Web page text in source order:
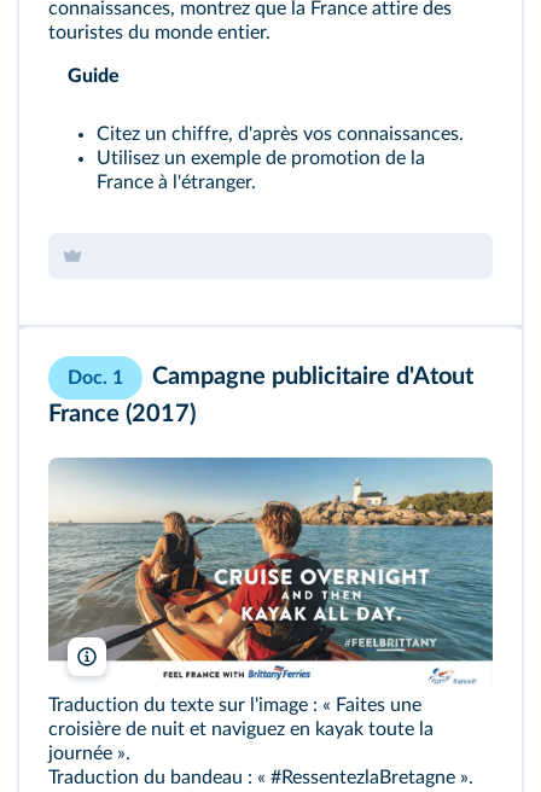
connaissances, montrez que la France attire des
touristes du monde entier.
Guide
Citez un chiffre, d'après vos connaissances.
Utilisez un exemple de promotion de la
France à l'étranger.
Doc. 1
Campagne publicitaire d'Atout
France (2017)
Atout France
Traduction du texte sur l'image : « Faites une
croisière de nuit et naviguez en kayak toute la
journée ».
Traduction du bandeau : « #RessentezlaBretagne ».